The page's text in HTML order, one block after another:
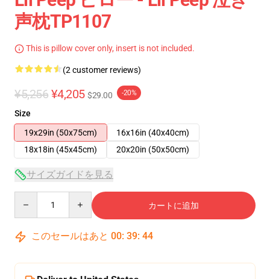
声枕TP1107
This is pillow cover only, insert is not included.
(2 customer reviews)
¥5,256 ¥4,205 $29.00 -20%
Size
19x29in (50x75cm)
16x16in (40x40cm)
18x18in (45x45cm)
20x20in (50x50cm)
サイズガイドを見る
カートに追加
このセールはあと 00: 39: 43